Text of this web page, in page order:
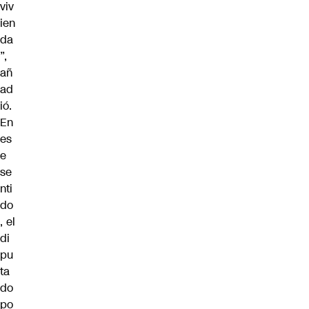
viv
ien
da
”,
añ
ad
ió.
En
es
e
se
nti
do
, el
di
pu
ta
do
po